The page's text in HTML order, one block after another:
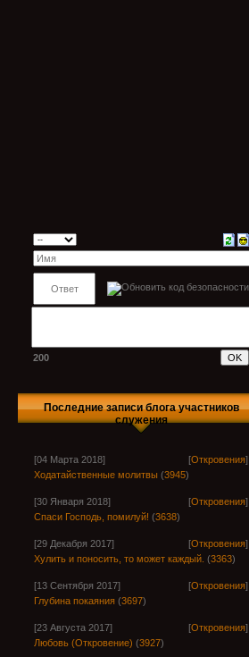
200
Последние записи блога участников
служения
[04 Марта 2018] [Откровения]
Ходатайственные молитвы (3945)
[30 Января 2018] [Откровения]
Спаси Господь, помилуй! (3638)
[29 Декабря 2017] [Откровения]
Хулить и поносить, то может каждый. (3363)
[13 Сентября 2017] [Откровения]
Глубина покаяния (3697)
[23 Августа 2017] [Откровения]
Любовь (Откровение) (3927)